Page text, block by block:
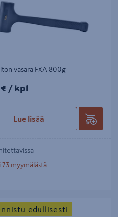
vasara FXA 800g
kpl
/ kpl
Lue lisää
73 myymälästä
FXA 150mm
edullisesti